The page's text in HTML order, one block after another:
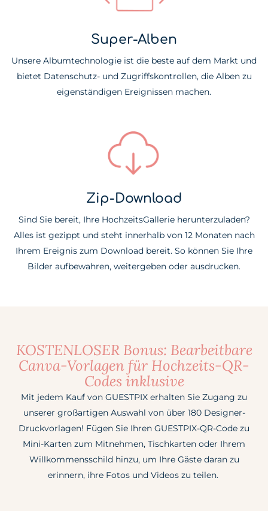
Super-Alben
Unsere Albumtechnologie ist die beste auf dem Markt und
bietet Datenschutz- und Zugriffskontrollen, die Alben zu
eigenständigen Ereignissen machen.
Zip-Download
Sind Sie bereit, Ihre HochzeitsGallerie herunterzuladen?
Alles ist gezippt und steht innerhalb von 12 Monaten nach
Ihrem Ereignis zum Download bereit. So können Sie Ihre
Bilder aufbewahren, weitergeben oder ausdrucken.
KOSTENLOSER Bonus: Bearbeitbare
Canva-Vorlagen für Hochzeits-QR-
Codes inklusive
Mit jedem Kauf von GUESTPIX erhalten Sie Zugang zu
unserer großartigen Auswahl von über 180 Designer-
Druckvorlagen! Fügen Sie Ihren GUESTPIX-QR-Code zu
Mini-Karten zum Mitnehmen, Tischkarten oder Ihrem
Willkommensschild hinzu, um Ihre Gäste daran zu
erinnern, ihre Fotos und Videos zu teilen.